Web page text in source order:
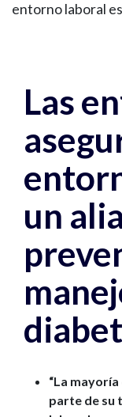
entorno laboral
Las
un
“La
parte de su